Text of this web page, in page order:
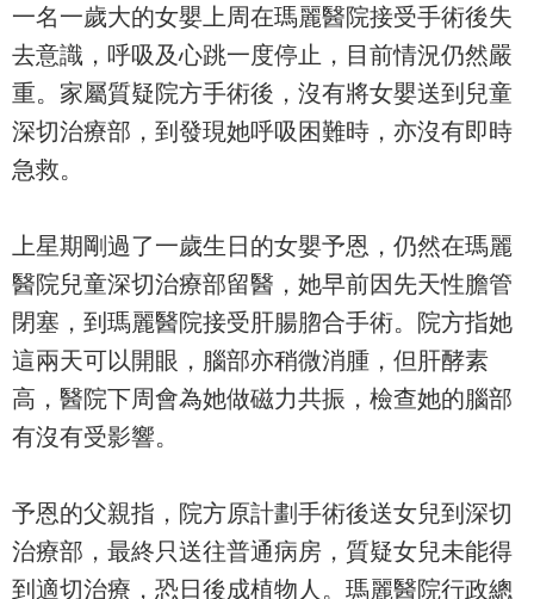
一名一歲大的女嬰上周在瑪麗醫院接受手術後失
去意識，呼吸及心跳一度停止，目前情況仍然嚴
重。家屬質疑院方手術後，沒有將女嬰送到兒童
深切治療部，到發現她呼吸困難時，亦沒有即時
急救。
上星期剛過了一歲生日的女嬰予恩，仍然在瑪麗
醫院兒童深切治療部留醫，她早前因先天性膽管
閉塞，到瑪麗醫院接受肝腸脗合手術。院方指她
這兩天可以開眼，腦部亦稍微消腫，但肝酵素
高，醫院下周會為她做磁力共振，檢查她的腦部
有沒有受影響。
予恩的父親指，院方原計劃手術後送女兒到深切
治療部，最終只送往普通病房，質疑女兒未能得
到適切治療，恐日後成植物人。瑪麗醫院行政總